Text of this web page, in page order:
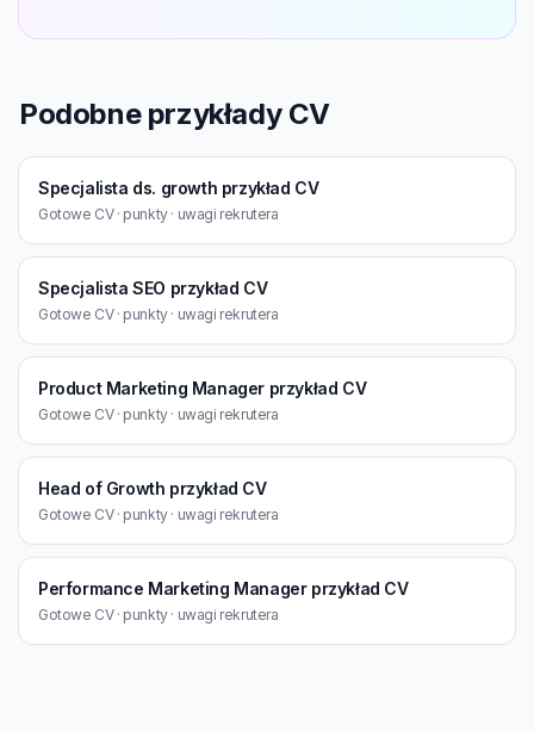
Podobne przykłady CV
Specjalista ds. growth przykład CV
Gotowe CV · punkty · uwagi rekrutera
Specjalista SEO przykład CV
Gotowe CV · punkty · uwagi rekrutera
Product Marketing Manager przykład CV
Gotowe CV · punkty · uwagi rekrutera
Head of Growth przykład CV
Gotowe CV · punkty · uwagi rekrutera
Performance Marketing Manager przykład CV
Gotowe CV · punkty · uwagi rekrutera